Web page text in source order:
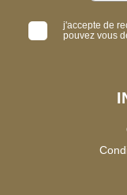
j'accepte de
pouvez vous